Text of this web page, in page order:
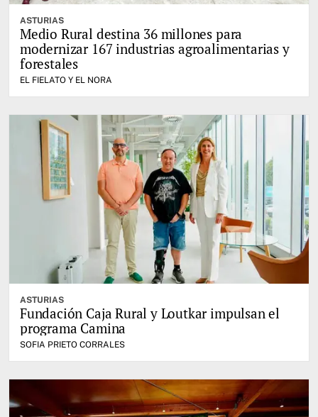
ASTURIAS
Medio Rural destina 36 millones para
modernizar 167 industrias agroalimentarias y
forestales
EL FIELATO Y EL NORA
ASTURIAS
Fundación Caja Rural y Loutkar impulsan el
programa Camina
SOFIA PRIETO CORRALES